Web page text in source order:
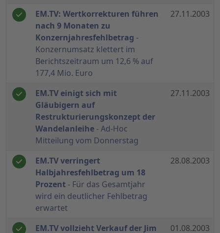
EM.TV: Wertkorrekturen führen
nach 9 Monaten zu
Konzernjahresfehlbetrag -
Konzernumsatz klettert im
Berichtszeitraum um 12,6 % auf
177,4 Mio. Euro
27.11.2003
EM.TV einigt sich mit
Gläubigern auf
Restrukturierungskonzept der
Wandelanleihe - Ad-Hoc
Mitteilung vom Donnerstag
27.11.2003
EM.TV verringert
Halbjahresfehlbetrag um 18
Prozent- Für das Gesamtjahr
wird ein deutlicher Fehlbetrag
erwartet
28.08.2003
EM.TV vollzieht Verkauf der Jim 01.08.2003